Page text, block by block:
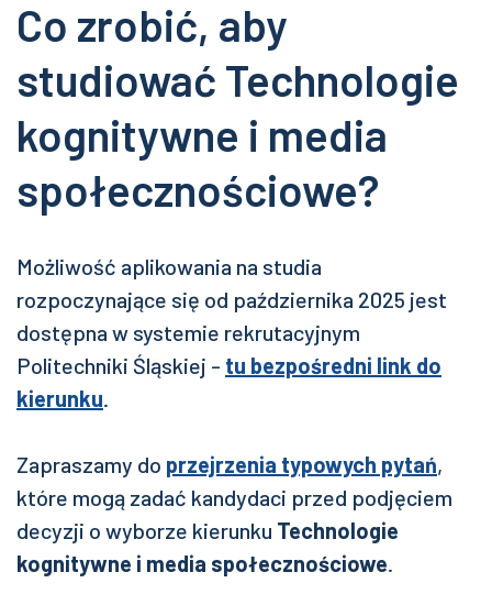
Co zrobić, aby
studiować Technologie
kognitywne i media
społecznościowe?
Możliwość aplikowania na studia
rozpoczynające się od października 2025 jest
dostępna w systemie rekrutacyjnym
Politechniki Śląskiej - tu bezpośredni link do
kierunku.
Zapraszamy do przejrzenia typowych pytań,
które mogą zadać kandydaci przed podjęciem
decyzji o wyborze kierunku Technologie
kognitywne i media społecznościowe.